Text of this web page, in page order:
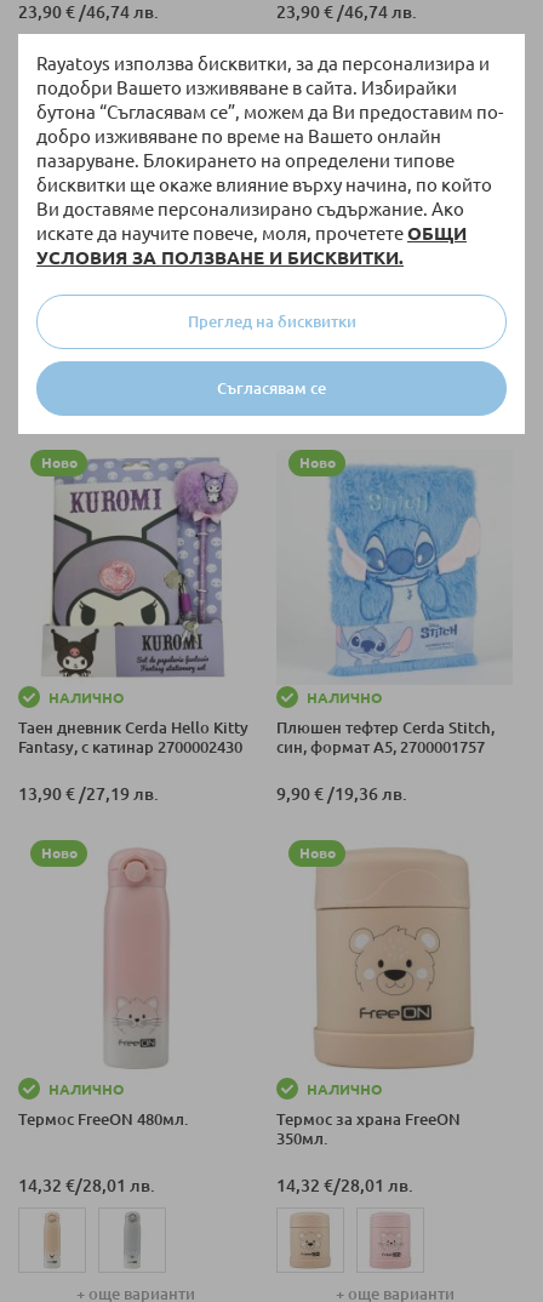
Rayatoys използва бисквитки, за да персонализира и
подобри Вашето изживяване в сайта. Избирайки
бутона “Съгласявам се”, можем да Ви предоставим по-
добро изживяване по време на Вашето онлайн
пазаруване. Блокирането на определени типове
бисквитки ще окаже влияние върху начина, по който
Ви доставяме персонализирано съдържание. Ако
искате да научите повече, моля, прочететеОБЩИ
УСЛОВИЯ ЗА ПОЛЗВАНЕ И БИСКВИТКИ.
Съгласявам се
Преглед на бисквитки
23,90 € /46,74 лв. 23,90 € /46,74 лв.
Ново
Несесер за училище Cerda
отделения, пълен 2700001702
17,90 €
Ново
Ново
НАЛИЧНО
Таен дневник Cerda Hello Kitty
Fantasy, с катинар 2700002430
13,90 €/27,19 лв.
Ново
НАЛИЧНО
Плюшен тефтер Cerda Stitch,
син, формат A5, 2700001757
9,90 €/19,36 лв.
Ново
НАЛИЧНО
Термос FreeON 480мл.
14,32 €/28,01 лв.
+ още варианти
Ново
НАЛИЧНО
Термос за храна FreeON
350мл.
14,32 €/28,01 лв.
+ още варианти